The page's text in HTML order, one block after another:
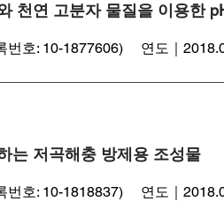
천연 고분자 물질을 이용한
번호: 10-1877606) 연도｜
는 저곡해충 방제용 조성물
번호: 10-1818837) 연도｜